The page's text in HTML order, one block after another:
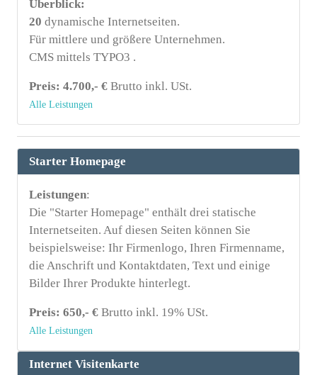
Überblick:
20 dynamische Internetseiten.
Für mittlere und größere Unternehmen.
CMS mittels TYPO3 .
Preis: 4.700,- € Brutto inkl. USt.
Alle Leistungen
Starter Homepage
Leistungen:
Die "Starter Homepage" enthält drei statische
Internetseiten. Auf diesen Seiten können Sie
beispielsweise: Ihr Firmenlogo, Ihren Firmenname,
die Anschrift und Kontaktdaten, Text und einige
Bilder Ihrer Produkte hinterlegt.
Preis: 650,- € Brutto inkl. 19% USt.
Alle Leistungen
Internet Visitenkarte